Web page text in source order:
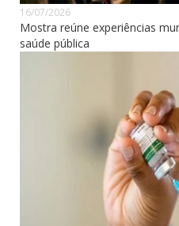
16/07/2026
Mostra reúne experiências
saúde pública